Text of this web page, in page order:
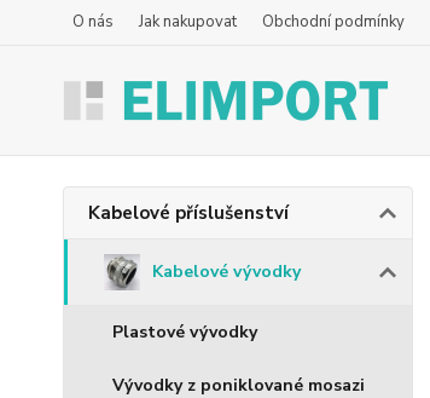
O nás Jak nakupovat Obchodní podmínky
Kabelové příslušenství
Kabelové vývodky
Plastové vývodky
Vývodky z poniklované mosazi